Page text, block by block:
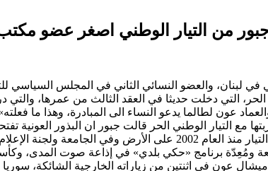
من التيار الوطني اصغر عضو
والعضو النسائي الثاني في المجلس السياسي
التي دخلت حديثا في العقد الثالث من عمرها،
عون لطالما يدعو النساء الى المبادرة، وهذا ما
التيار الوطني الحر قالت جبور ان البذور العونية
ومنها الى الجامعة فالإعلام. وقد اسهبت جبور في الحديث عن مسيرتها السياسية والمهنية، من مشاركتها في تحركات
عون في اثنتين من زياراته الخارجية الشائكة، سوريا